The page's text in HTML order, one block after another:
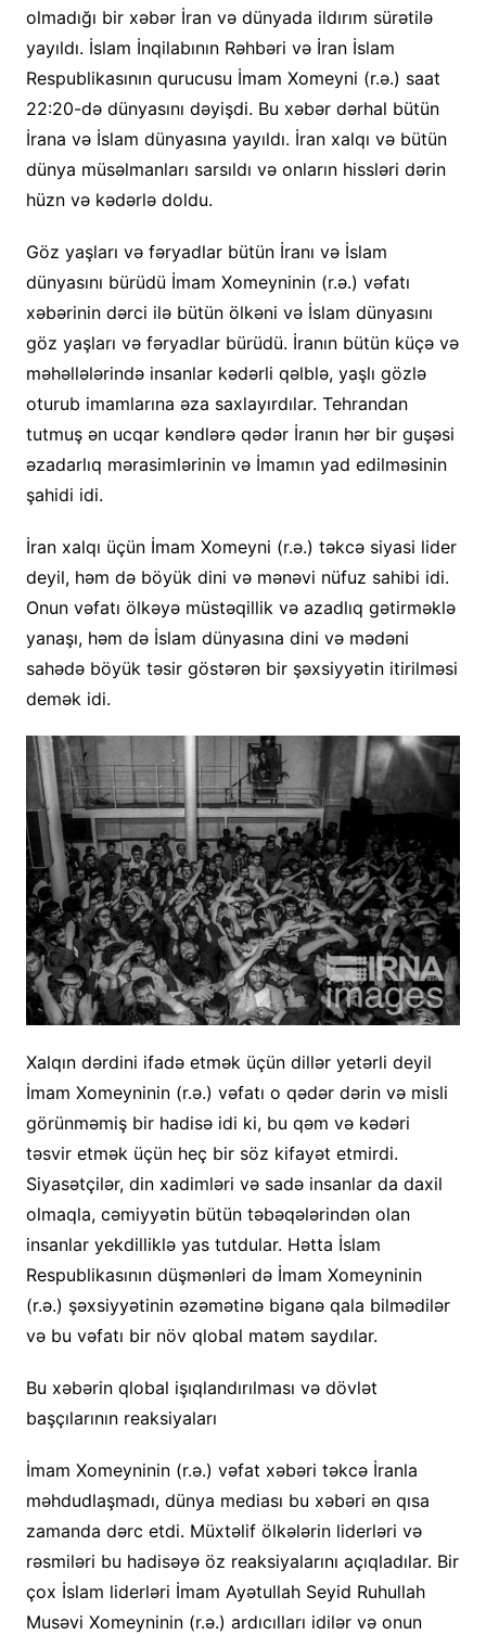
olmadığı bir xəbər İran və dünyada ildırım sürətilə
yayıldı. İslam İnqilabının Rəhbəri və İran İslam
Respublikasının qurucusu İmam Xomeyni (r.ə.) saat
22:20-də dünyasını dəyişdi. Bu xəbər dərhal bütün
İrana və İslam dünyasına yayıldı. İran xalqı və bütün
dünya müsəlmanları sarsıldı və onların hissləri dərin
hüzn və kədərlə doldu.
Göz yaşları və fəryadlar bütün İranı və İslam
dünyasını bürüdü İmam Xomeyninin (r.ə.) vəfatı
xəbərinin dərci ilə bütün ölkəni və İslam dünyasını
göz yaşları və fəryadlar bürüdü. İranın bütün küçə və
məhəllələrində insanlar kədərli qəlblə, yaşlı gözlə
oturub imamlarına əza saxlayırdılar. Tehrandan
tutmuş ən ucqar kəndlərə qədər İranın hər bir guşəsi
əzadarlıq mərasimlərinin və İmamın yad edilməsinin
şahidi idi.
İran xalqı üçün İmam Xomeyni (r.ə.) təkcə siyasi lider
deyil, həm də böyük dini və mənəvi nüfuz sahibi idi.
Onun vəfatı ölkəyə müstəqillik və azadlıq gətirməklə
yanaşı, həm də İslam dünyasına dini və mədəni
sahədə böyük təsir göstərən bir şəxsiyyətin itirilməsi
demək idi.
Xalqın dərdini ifadə etmək üçün dillər yetərli deyil
İmam Xomeyninin (r.ə.) vəfatı o qədər dərin və misli
görünməmiş bir hadisə idi ki, bu qəm və kədəri
təsvir etmək üçün heç bir söz kifayət etmirdi.
Siyasətçilər, din xadimləri və sadə insanlar da daxil
olmaqla, cəmiyyətin bütün təbəqələrindən olan
insanlar yekdilliklə yas tutdular. Hətta İslam
Respublikasının düşmənləri də İmam Xomeyninin
(r.ə.) şəxsiyyətinin əzəmətinə biganə qala bilmədilər
və bu vəfatı bir növ qlobal matəm saydılar.
Bu xəbərin qlobal işıqlandırılması və dövlət
başçılarının reaksiyaları
İmam Xomeyninin (r.ə.) vəfat xəbəri təkcə İranla
məhdudlaşmadı, dünya mediası bu xəbəri ən qısa
zamanda dərc etdi. Müxtəlif ölkələrin liderləri və
rəsmiləri bu hadisəyə öz reaksiyalarını açıqladılar. Bir
çox İslam liderləri İmam Ayətullah Seyid Ruhullah
Musəvi Xomeyninin (r.ə.) ardıcılları idilər və onun